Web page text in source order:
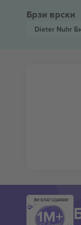
Брзи врски
Dieter Nuhr
ВИ БЛАГОДАРАМ!